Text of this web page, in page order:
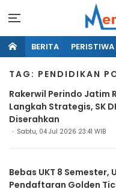
BERITA PERISTIWA
TAG: PENDIDIKAN
Rakerwil Perindo Jatim
Langkah Strategis, SK
Diserahkan
Sabtu, 04 Jul 2026 23:41 WIB
Bebas UKT 8 Semester,
Pendaftaran Golden